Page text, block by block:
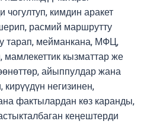
чогултуп, кимдин аракет
расмий маршрутту
тарап, мейманкана, МФЦ,
мамлекеттик кызматтар же
айыппулдар жана
кирүүдүн негизинен,
фактылардан көз каранды,
кеңештерди